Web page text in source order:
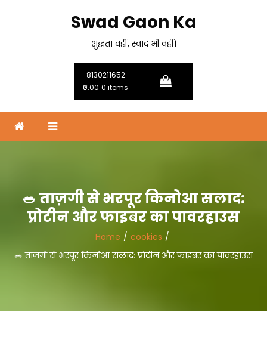
Swad Gaon Ka
शुद्धता वहीं, स्वाद भी वहीं।
8130211652
₹0.00 0 items
🥗 ताज़गी से भरपूर किनोआ सलाद:
प्रोटीन और फाइबर का पावरहाउस
Home
cookies
🥗 ताज़गी से भरपूर किनोआ सलाद: प्रोटीन और फाइबर का पावरहाउस